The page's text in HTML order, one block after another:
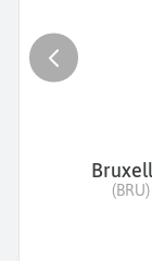
(BRU)